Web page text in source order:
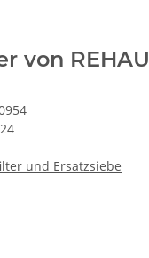
von REHAU
und Ersatzsiebe